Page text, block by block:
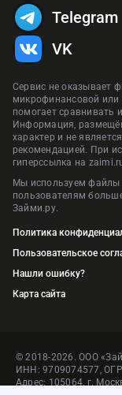
Сервис не оказывает
микрофинансовой или
помогает сравнивать
Информация,
характер и не
рекомендацией. При
гиперссылка на
Мы используем файлы
пользователям
Займи.ру.
Политика
Пользовательское
Нашли ошибку?
Карта сайта
Telegram
VK
© 2018-2026. ООО
ИНН: 9709074577,
Адрес: 105064, г.